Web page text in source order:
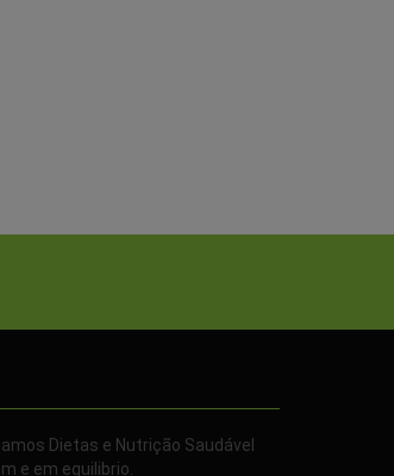
Dietas e Nutrição Saudável
e em equilibrio.